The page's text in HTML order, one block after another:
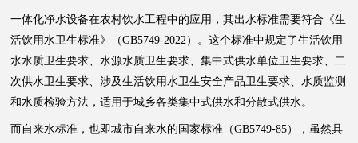
一体化净水设备在农村饮水工程中的应用，其出水标准需要符合《生
活饮用水卫生标准》（GB5749-2022）。这个标准中规定了生活饮用
水水质卫生要求、水源水质卫生要求、集中式供水单位卫生要求、二
次供水卫生要求、涉及生活饮用水卫生安全产品卫生要求、水质监测
和水质检验方法，适用于城乡各类集中式供水和分散式供水。
而自来水标准，也即城市自来水的国家标准（GB5749-85），虽然具